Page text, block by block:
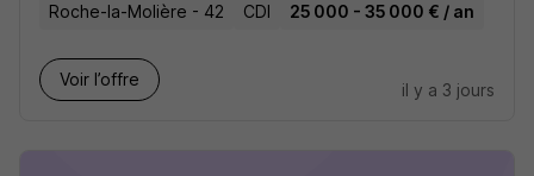
Roche-la-Molière - 42 CDI 25 000 - 35 000 € / an
Voir l’offre
il y a 3 jours